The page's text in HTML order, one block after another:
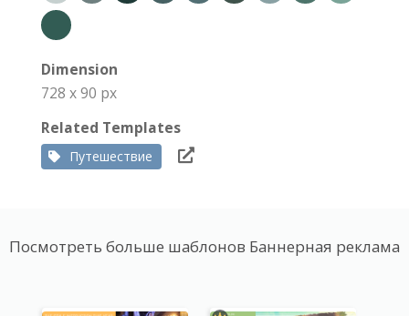
Dimension
728 x 90 px
Related Templates
Путешествие
Посмотреть больше шаблонов Баннерная реклама